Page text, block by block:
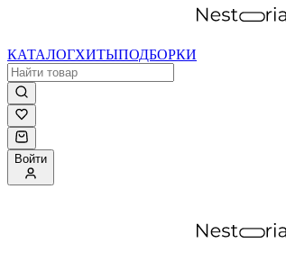
КАТАЛОГХИТЫПОДБОРКИ
Войти